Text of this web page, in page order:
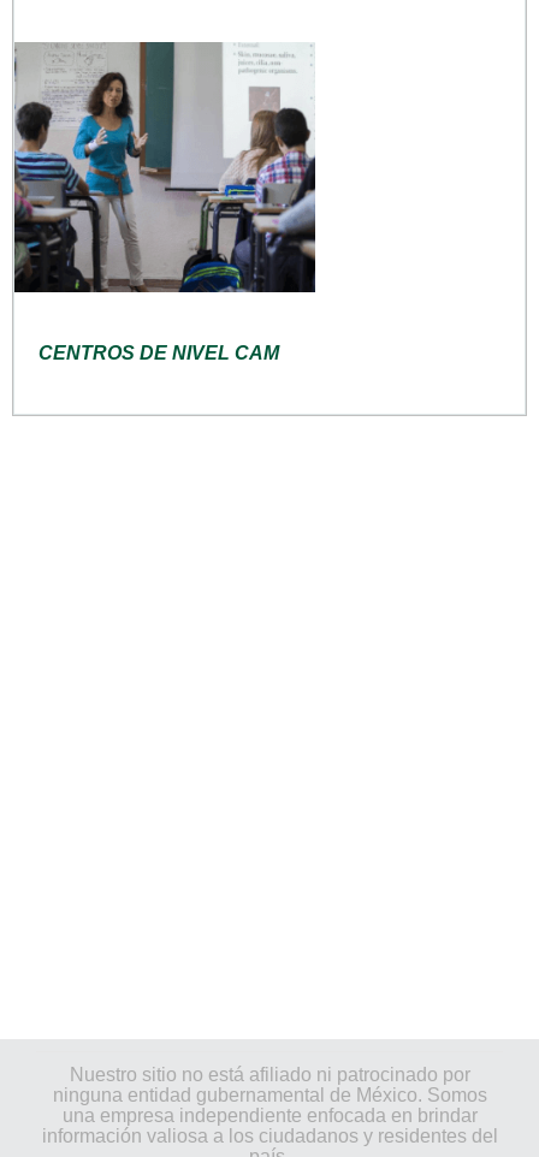
CENTROS DE NIVEL CAM
Nuestro sitio no está afiliado ni patrocinado por
ninguna entidad gubernamental de México. Somos
una empresa independiente enfocada en brindar
información valiosa a los ciudadanos y residentes del